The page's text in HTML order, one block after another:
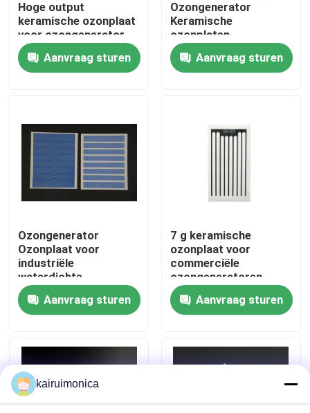
Thuis
Producten
VR toon
Ongeveer ons
Fabrieksreis
Kwaliteitscontrole
Contact de V.S.
Nieuws
Verzoek om een Citaat
Hoge output
keramische ozonplaat
voor ozongenerator
luchtreiniger
Aanvraag sturen
Ozongenerator
Keramische
ozonplaten
Aanvraag sturen
Ozongenerator
Ozonplaat voor
industriële
waterdichte
ozonsystemen
Aanvraag sturen
7 g keramische
ozonplaat voor
commerciële
ozongeneratoren
Aanvraag sturen
kairuimonica